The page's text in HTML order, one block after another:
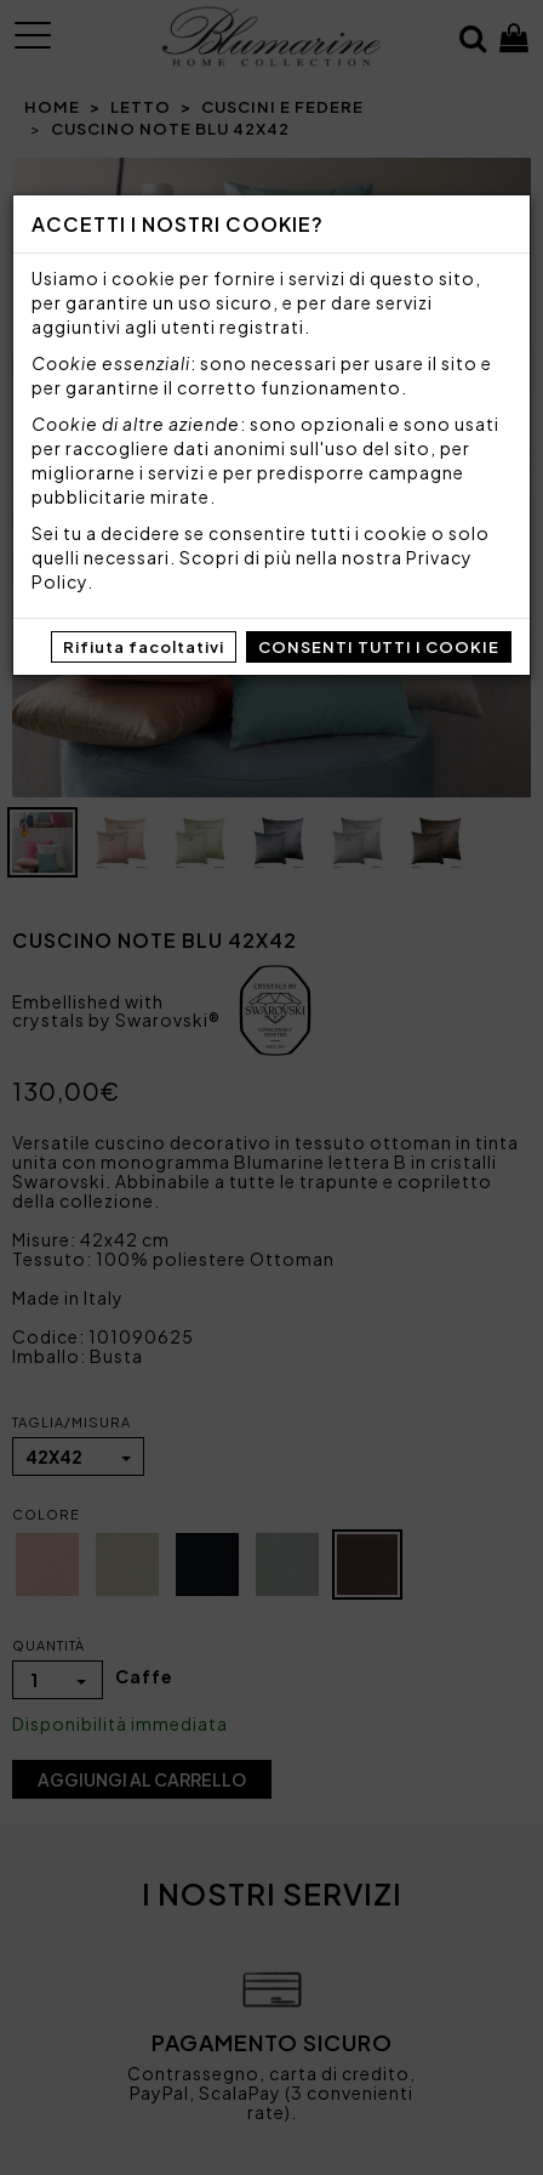
ACCETTI I NOSTRI COOKIE?
Usiamo i cookie per fornire i servizi di questo sito,
per garantire un uso sicuro, e per dare servizi
aggiuntivi agli utenti registrati.
Cookie essenziali: sono necessari per usare il sito e
per garantirne il corretto funzionamento.
Cookie di altre aziende: sono opzionali e sono usati
per raccogliere dati anonimi sull'uso del sito, per
migliorarne i servizi e per predisporre campagne
pubblicitarie mirate.
Sei tu a decidere se consentire tutti i cookie o solo
quelli necessari. Scopri di più nella nostra Privacy
Policy
Rifiuta facoltativi CONSENTI TUTTI I COOKIE
MENU
HOME LETTO
CUSCINI E FEDERE
CUSCINO NOTE BLU 42X42
Prev
CUSCINO NOTE BLU 42X42
Embellished with
crystals by Swarovski®
130,00€
Versatile cuscino decorativo in tessuto ottoman in tinta
unita con monogramma Blumarine lettera B in cristalli
Swarovski. Abbinabile a tutte le trapunte e copriletto
della collezione.
Misure: 42x42 cm
Tessuto: 100% poliestere Ottoman
Made in Italy
Codice: 101090625
Imballo: Busta
TAGLIA/MISURA
42X42
COLORE
QUANTITÀ
1 Caffe
Disponibilità immediata
AGGIUNGI AL CARRELLO
I NOSTRI SERVIZI
PAGAMENTO SICURO
Contrassegno, carta di credito,
PayPal, ScalaPay (3 convenienti
rate).